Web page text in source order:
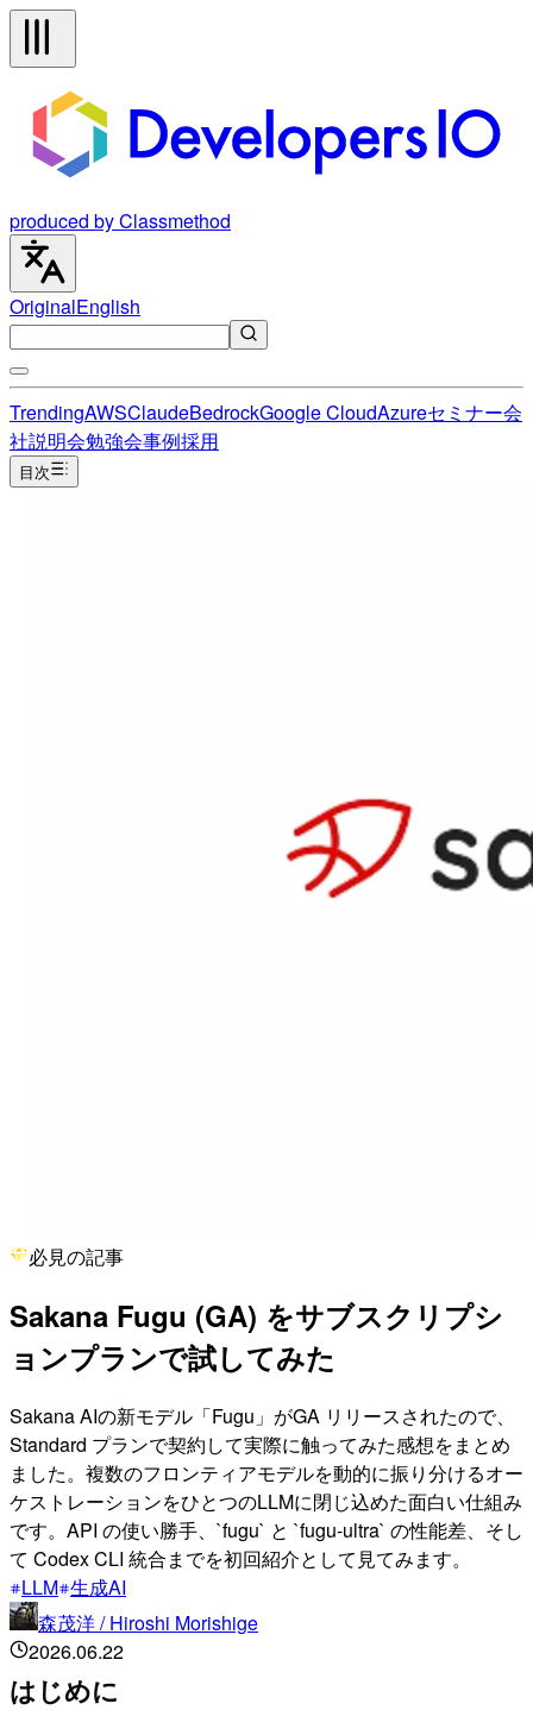
produced by Classmethod
OriginalEnglish
TrendingAWSClaudeBedrockGoogle CloudAzureセミナー会
社説明会勉強会事例採用
目次
必見の記事
Sakana Fugu (GA) をサブスクリプシ
ョンプランで試してみた
Sakana AIの新モデル「Fugu」がGA リリースされたので、
Standard プランで契約して実際に触ってみた感想をまとめ
ました。複数のフロンティアモデルを動的に振り分けるオー
ケストレーションをひとつのLLMに閉じ込めた面白い仕組み
です。API の使い勝手、`fugu` と `fugu-ultra` の性能差、そし
て Codex CLI 統合までを初回紹介として見てみます。
LLM 生成AI
森茂洋 / Hiroshi Morishige
2026.06.22
はじめに